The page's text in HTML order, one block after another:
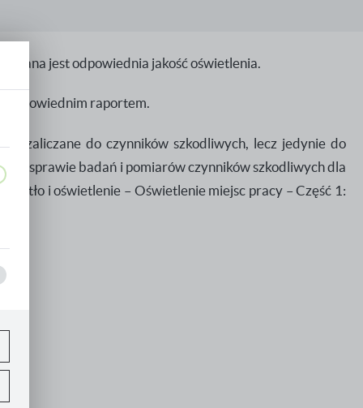
jest odpowiednia jakość oświetlenia.
odpowiednim raportem.
zaliczane do czynników szkodliwych, lecz jedynie do
w sprawie badań i pomiarów czynników szkodliwych dla
i oświetlenie – Oświetlenie miejsc pracy – Część 1: